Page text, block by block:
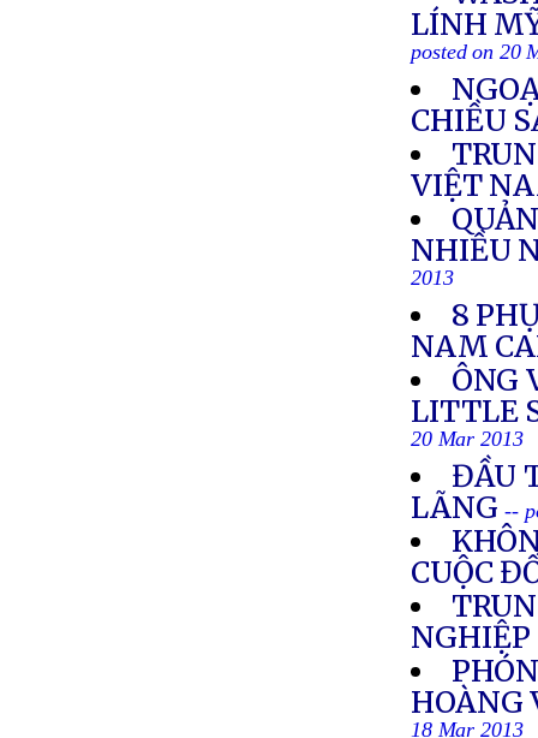
LÍNH
posted on 20
CHIỀU
VIỆT
NHIỀU
2013
8
NAM
ÔNG
LITTLE
20 Mar 2013
ĐẦU
LÃNG--
CUỘC
NGHIỆP
HOÀNG